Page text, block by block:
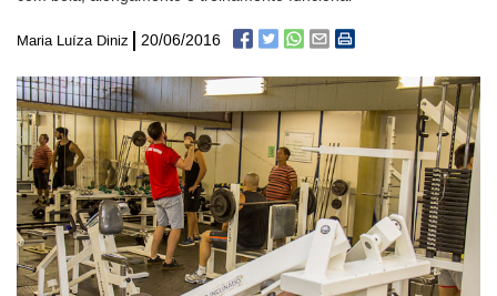
Maria Luíza Diniz 20/06/2016